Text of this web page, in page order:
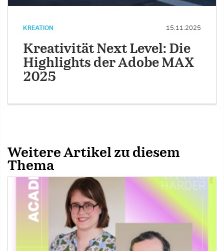
KREATION 15.11.2025
Kreativität Next Level: Die
Highlights der Adobe MAX
2025
Weitere Artikel zu diesem
Thema